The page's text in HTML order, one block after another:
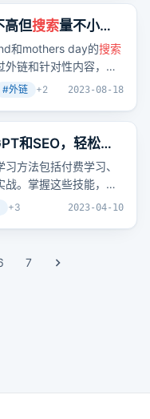
加入Google搜索结果的
擎的运作方式非常重
索引到搜索 引擎排名的
知识在里面。
高但搜索量不小的
和mothers day的搜索
链和针对性内容，可
#外链 +2 2023-08-18
和SEO，轻松搞
方法包括付费学习、
战。掌握这些技能，你
量。
+3 2023-04-10
7